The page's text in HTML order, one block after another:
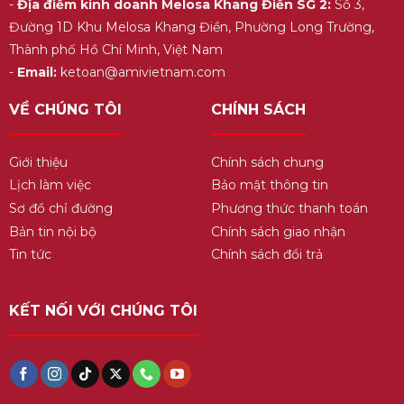
- Địa điểm kinh doanh Melosa Khang Điền SG 2:Số 3,
Đường 1D Khu Melosa Khang Điền, Phường Long Trường,
Thành phố Hồ Chí Minh, Việt Nam
- Email:ketoan@amivietnam.com
VỀ CHÚNG TÔI
Giới thiệu
Lịch làm việc
Sơ đồ chỉ đường
Bản tin nội bộ
Tin tức
CHÍNH SÁCH
Chính sách chung
Bảo mật thông tin
Phương thức thanh toán
Chính sách giao nhận
Chính sách đổi trả
KẾT NỐI VỚI CHÚNG TÔI